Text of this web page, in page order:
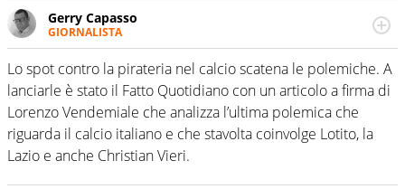
Gerry Capasso
GIORNALISTA
Per lui gli sport americani non hanno segreti: basket,
football, baseball e la capacità innata di trovare la notizia
dove altri non vedono granché
Lo spot contro la pirateria nel calcio scatena le polemiche. A
lanciarle è stato il Fatto Quotidiano con un articolo a firma di
Lorenzo Vendemiale che analizza l’ultima polemica che
riguarda il calcio italiano e che stavolta coinvolge Lotito, la
Lazio e anche Christian Vieri.